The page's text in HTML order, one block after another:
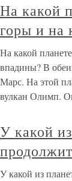
На какой
горы и на
На какой
впадины? В
Марс. На этой
вулкан Олимп.
У какой
У какой из